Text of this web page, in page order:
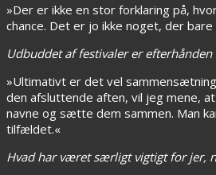
»Der er ikke en stor forklaring på,
chance. Det er jo ikke noget, der
Udbuddet af festivaler er
»Ultimativt er det vel
den afsluttende aften, vil jeg mene,
navne og sætte dem sammen. Man
tilfældet.«
Hvad har været særligt vigtigt for jer,